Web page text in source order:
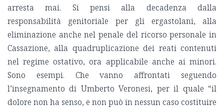
arresta mai. Si pensi alla decadenza dalla
responsabilità genitoriale per gli ergastolani, alla
eliminazione anche nel penale del ricorso personale in
Cassazione, alla quadruplicazione dei reati contenuti
nel regime ostativo, ora applicabile anche ai minori.
Sono esempi. Che vanno affrontati seguendo
l’insegnamento di Umberto Veronesi, per il quale “il
dolore non ha senso, e non può in nessun caso costituire